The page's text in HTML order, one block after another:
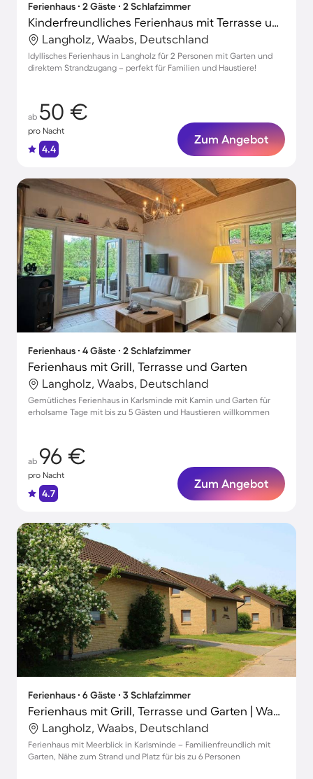
Ferienhaus ∙ 2 Gäste ∙ 2 Schlafzimmer
Kinderfreundliches Ferienhaus mit Terrasse und Garten | Naturblick | Strand in der Nähe | Haustierfreundlich
Langholz, Waabs, Deutschland
Idyllisches Ferienhaus in Langholz für 2 Personen mit Garten und
direktem Strandzugang – perfekt für Familien und Haustiere!
ab 50 €
pro Nacht
4.4
Zum Angebot
Ferienhaus ∙ 4 Gäste ∙ 2 Schlafzimmer
Ferienhaus mit Grill, Terrasse und Garten
Langholz, Waabs, Deutschland
Gemütliches Ferienhaus in Karlsminde mit Kamin und Garten für
erholsame Tage mit bis zu 5 Gästen und Haustieren willkommen
ab 96 €
pro Nacht
4.7
Zum Angebot
Ferienhaus ∙ 6 Gäste ∙ 3 Schlafzimmer
Ferienhaus mit Grill, Terrasse und Garten | Wasserblick
Langholz, Waabs, Deutschland
Ferienhaus mit Meerblick in Karlsminde – Familienfreundlich mit
Garten, Nähe zum Strand und Platz für bis zu 6 Personen